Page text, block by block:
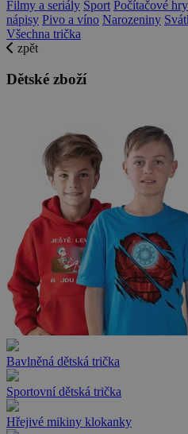
Filmy a seriály Sport Počítačové hry
nápisy Pivo a víno Narozeniny
Všechna trička
zpět
Dětské zboží
Bavlněná dětská trička
Sportovní dětská trička
Hřejivé mikiny klokanky